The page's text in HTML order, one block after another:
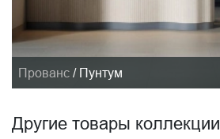
Прованс / Пунтум
Другие товары коллекции